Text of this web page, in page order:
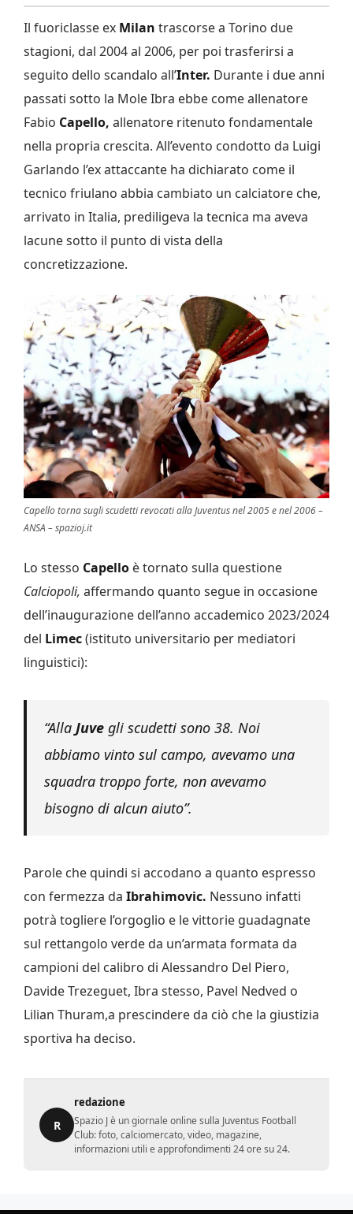
Il fuoriclasse ex Milan trascorse a Torino due
stagioni, dal 2004 al 2006, per poi trasferirsi a
seguito dello scandalo all’Inter. Durante i due anni
passati sotto la Mole Ibra ebbe come allenatore
Fabio Capello, allenatore ritenuto fondamentale
nella propria crescita. All’evento condotto da Luigi
Garlando l’ex attaccante ha dichiarato come il
tecnico friulano abbia cambiato un calciatore che,
arrivato in Italia, prediligeva la tecnica ma aveva
lacune sotto il punto di vista della
concretizzazione.
Capello torna sugli scudetti revocati alla Juventus nel 2005 e nel 2006 –
ANSA – spazioj.it
Lo stesso Capello è tornato sulla questione
Calciopoli, affermando quanto segue in occasione
dell’inaugurazione dell’anno accademico 2023/2024
del Limec(istituto universitario per mediatori
linguistici):
“Alla Juve gli scudetti sono 38. Noi
abbiamo vinto sul campo, avevamo una
squadra troppo forte, non avevamo
bisogno di alcun aiuto”.
Parole che quindi si accodano a quanto espresso
con fermezza da Ibrahimovic. Nessuno infatti
potrà togliere l’orgoglio e le vittorie guadagnate
sul rettangolo verde da un’armata formata da
campioni del calibro di Alessandro Del Piero,
Davide Trezeguet, Ibra stesso, Pavel Nedved o
Lilian Thuram,a prescindere da ciò che la giustizia
sportiva ha deciso.
R
redazione
Spazio J è un giornale online sulla Juventus Football
Club: foto, calciomercato, video, magazine,
informazioni utili e approfondimenti 24 ore su 24.